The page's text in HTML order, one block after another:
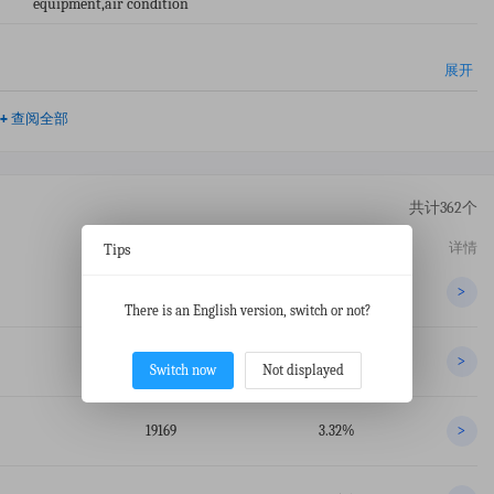
展开
查阅全部
共计362个
详情
>
22889 3.97% >
19169 3.32% >
Tips
There is an English version, switch or not?
Switch now Not displayed